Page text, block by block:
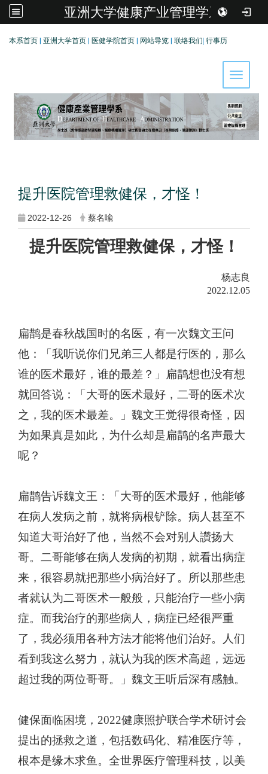
亚洲大学健康产业管理学系
本系首页 亚洲大学首页 医健学院首页 网站导览 联络我们 行事历
Toggle
提升医院管理救健保，才怪！
2022-12-26 蔡名喩
提升医院管理救健保，才怪！
杨志良
2022.12.05
扁鹊是春秋战国时的名医，有一次魏文王问
他：
「 我听说你们兄弟三人都是行医的，那么
谁的医术最好，谁的最差？ 」
扁鹊想也没有想
就回答说：
「 大哥的医术最好，二哥的医术次
之，我的医术最差。
」 魏文王觉得很奇怪，因
为如果真是如此，为什么却是扁鹊的名声最大
呢？
扁鹊告诉魏文王： 「 大哥的医术最好，他能够
在病人发病之前，就将病根铲除。病人甚至不
知道大哥治好了他，当然不会对别人讚扬大
哥。二哥能够在病人发病的初期，就看出病症
来，很容易就把那些小病治好了。所以那些患
者就认为二哥医术一般般，只能治疗一些小病
症。而我治疗的那些病人，病症已经很严重
了，我必须用各种方法才能将他们治好。人们
看到我这么努力，就认为我的医术高超，远远
超过我的两位哥哥。
」 魏文王听后深有感触。
健保面临困境，2022健康照护联合学术研讨会
提出的拯救之道，包括数码化、精准医疗等，
根本是缘木求鱼。全世界医疗管理科技，以美